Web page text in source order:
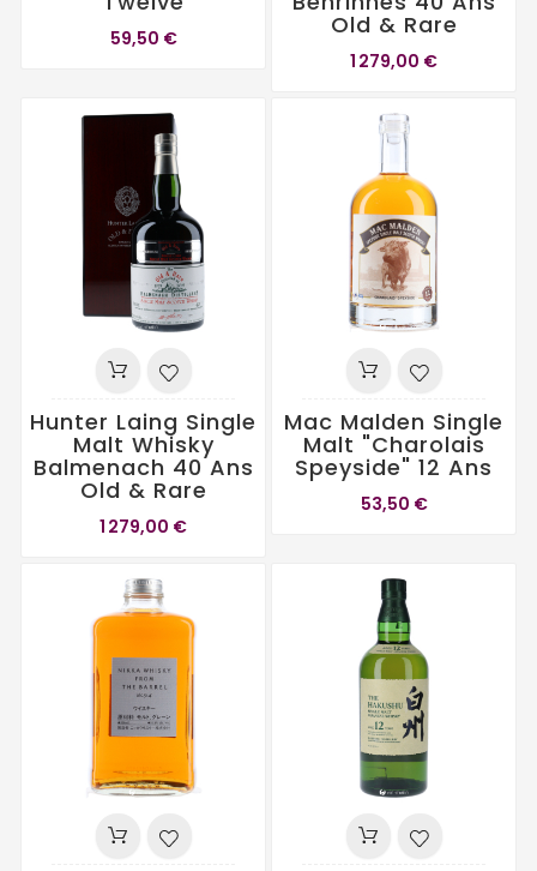
59,50 € Old & Rare
1 279,00 €
Hunter Laing Single
Malt Whisky
Balmenach 40 Ans
Old & Rare
1 279,00 €
Mac Malden Single
Malt "Charolais
Speyside" 12 Ans
53,50 €